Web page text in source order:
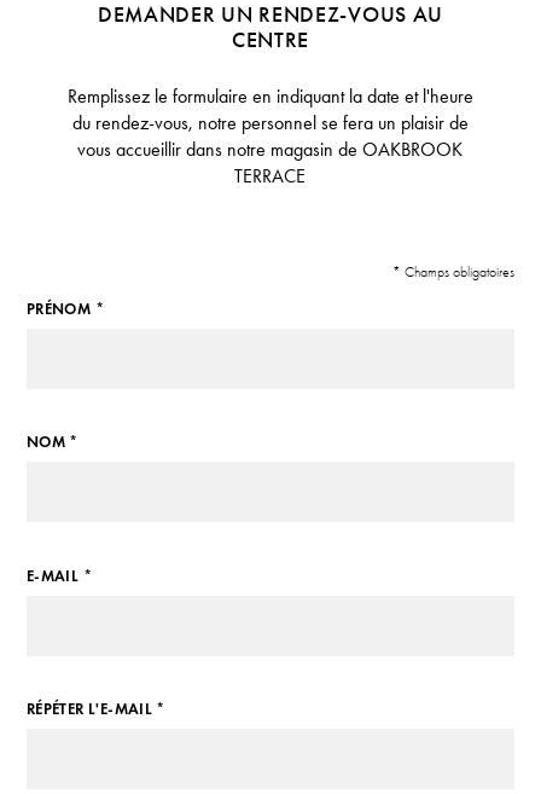
DEMANDER UN RENDEZ-VOUS AU
CENTRE
Remplissez le formulaire en indiquant la date et l'heure
du rendez-vous, notre personnel se fera un plaisir de
vous accueillir dans notre magasin de OAKBROOK
TERRACE
* Champs obligatoires
PRÉNOM *
NOM *
E-MAIL *
RÉPÉTER L'E-MAIL *